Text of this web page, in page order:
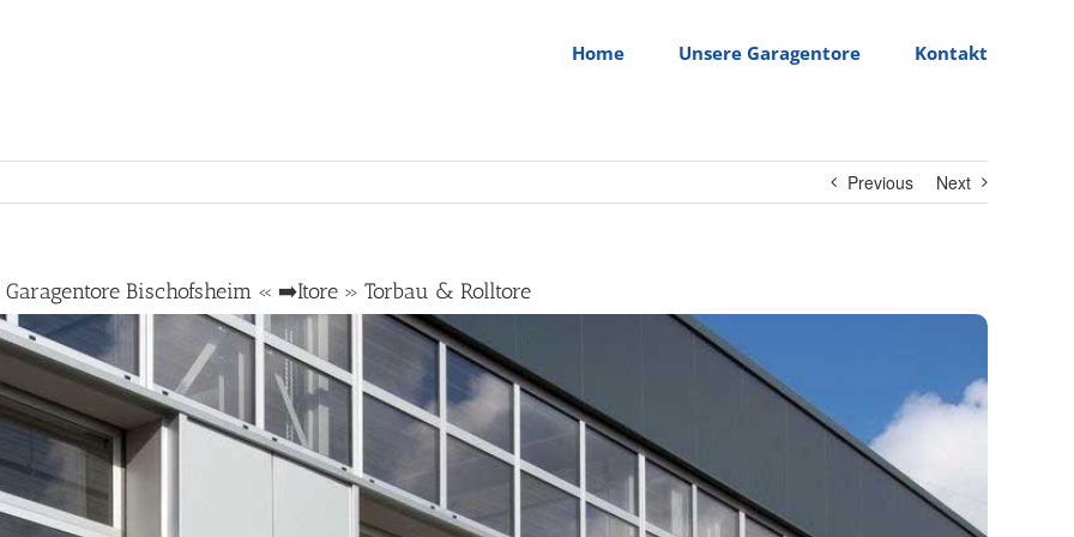
Home Unsere Garagentore Kontakt
Previous Next
Garagentore Bischofsheim « ➡️Itore » Torbau & Rolltore